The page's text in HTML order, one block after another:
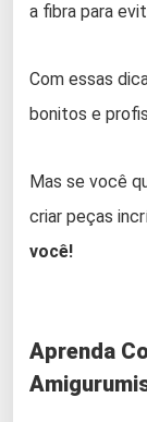
a fibra para
Com essas
bonitos e
Mas se você
criar peças
você!
Aprenda